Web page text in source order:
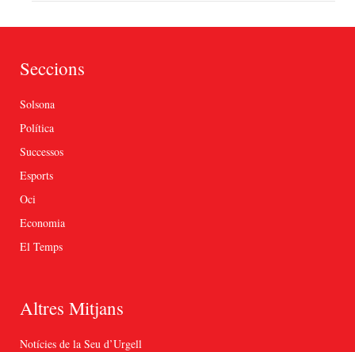
Seccions
Solsona
Política
Successos
Esports
Oci
Economia
El Temps
Altres Mitjans
Notícies de la Seu d’Urgell